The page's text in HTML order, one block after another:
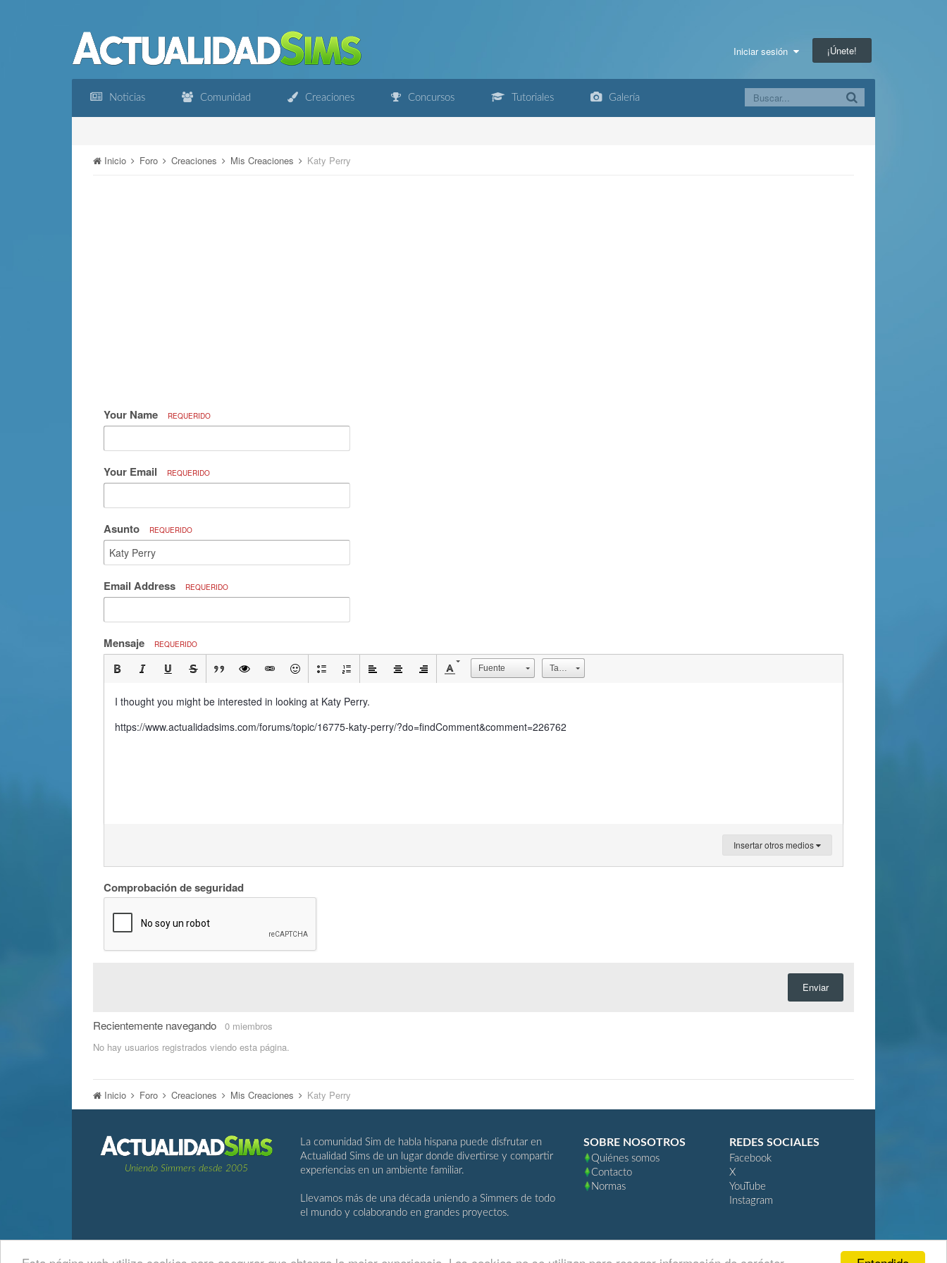
Iniciar sesión ¡Únete!
Noticias Comunidad Creaciones Concursos Tutoriales Galería
Inicio Foro Creaciones Mis Creaciones Katy Perry
Your Name REQUERIDO
Your Email REQUERIDO
Asunto REQUERIDO
Email Address REQUERIDO
Mensaje REQUERIDO
Fuente Tamaño
I thought you might be interested in looking at Katy Perry.
https://www.actualidadsims.com/forums/topic/16775-katy-perry/?do=findComment&comment=226762
Insertar otros medios
Comprobación de seguridad
Enviar
Recientemente navegando 0 miembros
No hay usuarios registrados viendo esta página.
Inicio Foro Creaciones Mis Creaciones Katy Perry
Uniendo Simmers desde 2005
La comunidad Sim de habla hispana puede disfrutar en
Actualidad Sims de un lugar donde divertirse y compartir
experiencias en un ambiente familiar.
Llevamos más de una década uniendo a Simmers de todo
el mundo y colaborando en grandes proyectos.
SOBRE NOSOTROS
Quiénes somos
Contacto
Normas
REDES SOCIALES
Facebook
X
YouTube
Instagram